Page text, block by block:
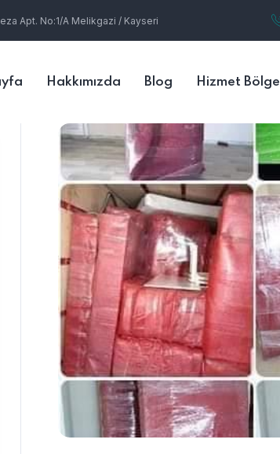
Apt. No:1/A Melikgazi / Kayseri
Hakkımızda Blog Hizmet